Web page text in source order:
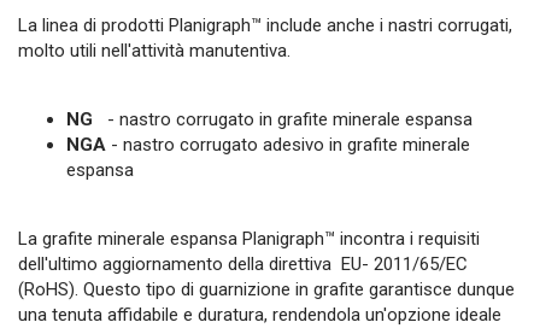
La linea di prodotti Planigraph™ include anche i nastri corrugati,
molto utili nell'attività manutentiva.
NG - nastro corrugato in grafite minerale espansa
NGA - nastro corrugato adesivo in grafite minerale
espansa
La grafite minerale espansa Planigraph™ incontra i requisiti
dell'ultimo aggiornamento della direttiva EU- 2011/65/EC
(RoHS). Questo tipo di guarnizione in grafite garantisce dunque
una tenuta affidabile e duratura, rendendola un'opzione ideale